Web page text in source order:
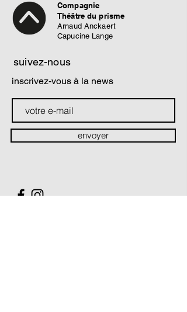
Compagnie
Théâtre du prisme
Arnaud Anckaert
Capucine Lange
suivez-nous
inscrivez-vous à la news
envoyer